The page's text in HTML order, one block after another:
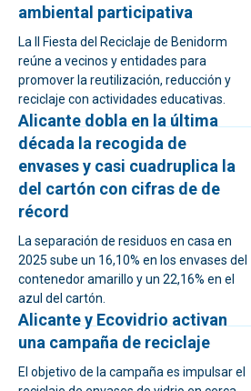
ambiental participativa
La II Fiesta del Reciclaje de Benidorm
reúne a vecinos y entidades para
promover la reutilización, reducción y
reciclaje con actividades educativas.
Alicante dobla en la última
década la recogida de
envases y casi cuadruplica la
del cartón con cifras de de
récord
La separación de residuos en casa en
2025 sube un 16,10% en los envases del
contenedor amarillo y un 22,16% en el
azul del cartón.
Alicante y Ecovidrio activan
una campaña de reciclaje
El objetivo de la campaña es impulsar el